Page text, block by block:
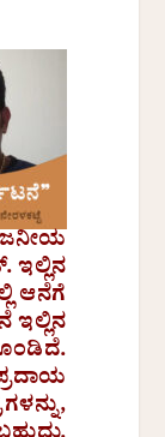
ಇಲ್ಲಿನ
ಆನೆಗೆ
ಇಲ್ಲಿನ